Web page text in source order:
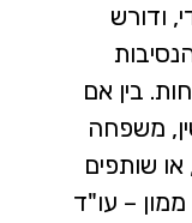
ודורש
בין אם
משפחה
שותפים
– עו"ד